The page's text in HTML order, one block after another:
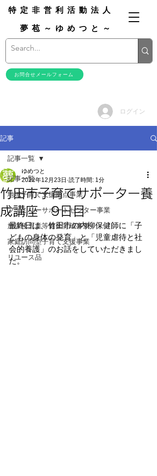
特定非営利活動法人
お問合せメールフォーム
夢苞～ゆめつと～
ログイン
記事
記事一覧
地域子育て支援拠点事業
ファミリーサポートセンター事業
放課後児童等健全育成事業
家庭訪問型子育て支援事業
リユース品
記事一覧
竹田市子育てサポーター養
成講座 9日目
ゆめつと
2022年12月23日 読了時間: 1分
最終日は、竹田市の内柳保健師に「子
どもの身体の発育」と「児童虐待と社
会的養護」のお話をしていただきまし
た。